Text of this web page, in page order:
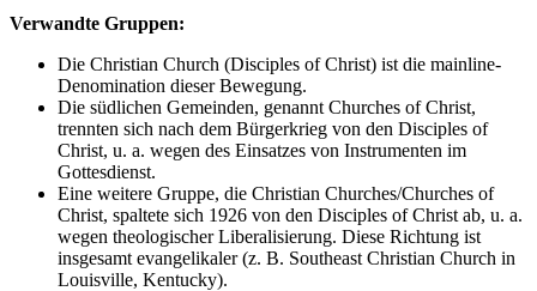
Verwandte Gruppen:
Die Christian Church (Disciples of Christ) ist die mainline-
Denomination dieser Bewegung.
Die südlichen Gemeinden, genannt Churches of Christ,
trennten sich nach dem Bürgerkrieg von den Disciples of
Christ, u. a. wegen des Einsatzes von Instrumenten im
Gottesdienst.
Eine weitere Gruppe, die Christian Churches/Churches of
Christ, spaltete sich 1926 von den Disciples of Christ ab, u. a.
wegen theologischer Liberalisierung. Diese Richtung ist
insgesamt evangelikaler (z. B. Southeast Christian Church in
Louisville, Kentucky).